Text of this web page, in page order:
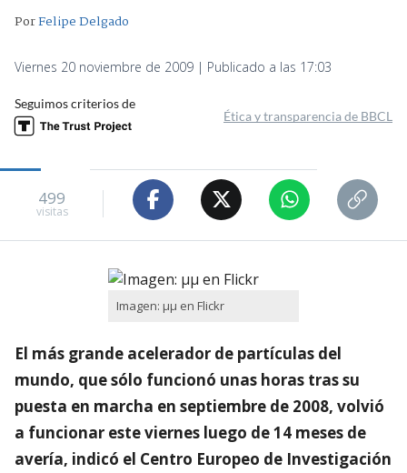
PorFelipe Delgado
Viernes 20 noviembre de 2009 | Publicado a las 17:03
Seguimos criterios de
Ética y transparencia de BBCL
499
visitas
Imagen: µµ en Flickr
El más grande acelerador de partículas del
mundo, que sólo funcionó unas horas tras su
puesta en marcha en septiembre de 2008, volvió
a funcionar este viernes luego de 14 meses de
avería, indicó el Centro Europeo de Investigación